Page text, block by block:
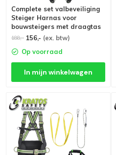
Complete set valbeveiliging
Steiger Harnas voor
bouwsteigers met draagtas
188,- 156,- (ex. btw)
Op voorraad
In mijn winkelwagen